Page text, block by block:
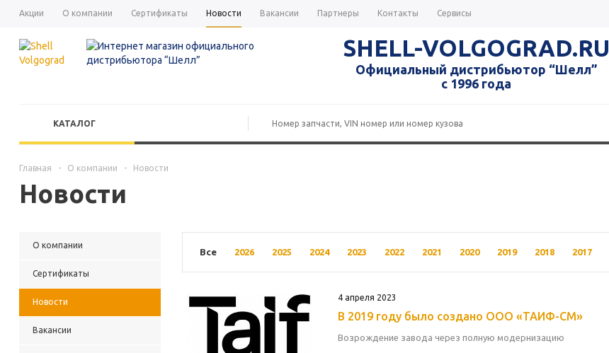
Акции О компании Сертификаты Новости Вакансии Партнеры Контакты Сервисы
SHELL-VOLGOGRAD.RU
Официальный дистрибьютор “Шелл”
с 1996 года
КАТАЛОГ
Главная - О компании - Новости
Новости
О компании
Сертификаты
Новости
Вакансии
Все 2026 2025 2024 2023 2022 2021 2020 2019 2018 2017
4 апреля 2023
В 2019 году было создано ООО «ТАИФ-СМ»
Возрождение завода через полную модернизацию